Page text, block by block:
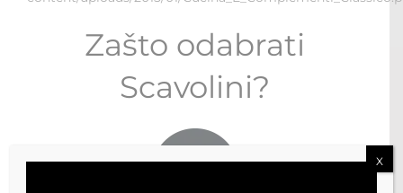
Zašto odabrati
Scavolini?
X